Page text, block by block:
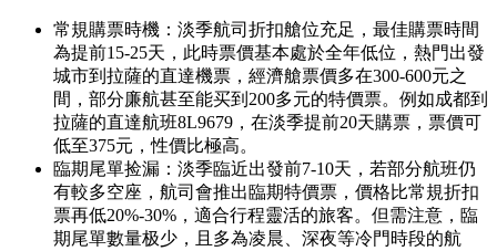
常規購票時機：淡季航司折扣艙位充足，最佳購票時間
為提前15-25天，此時票價基本處於全年低位，熱門出發
城市到拉薩的直達機票，經濟艙票價多在300-600元之
間，部分廉航甚至能买到200多元的特價票。例如成都到
拉薩的直達航班8L9679，在淡季提前20天購票，票價可
低至375元，性價比極高。
臨期尾單捡漏：淡季臨近出發前7-10天，若部分航班仍
有較多空座，航司會推出臨期特價票，價格比常規折扣
票再低20%-30%，適合行程靈活的旅客。但需注意，臨
期尾單數量极少，且多為凌晨、深夜等冷門時段的航